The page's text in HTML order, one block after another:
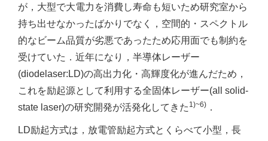
が，大型で大電力を消費し寿命も短いため研究室から
持ち出せなかったばかりでなく，空間的・スペクトル
的なビーム品質が劣悪であったため応用面でも制約を
受けていた．近年になり，半導体レーザー
(diodelaser:LD)の高出力化・高輝度化が進んだため，
これを励起源として利用する全固体レーザー(all solid-
state laser)の研究開発が活発化してきた 1)~6) ．
LD励起方式は，放電管励起方式とくらべて小型，長